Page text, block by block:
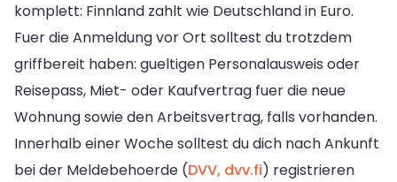
komplett: Finnland zahlt wie Deutschland in Euro.
Fuer die Anmeldung vor Ort solltest du trotzdem
griffbereit haben: gueltigen Personalausweis oder
Reisepass, Miet- oder Kaufvertrag fuer die neue
Wohnung sowie den Arbeitsvertrag, falls vorhanden.
Innerhalb einer Woche solltest du dich nach Ankunft
bei der Meldebehoerde (DVV, dvv.fi) registrieren